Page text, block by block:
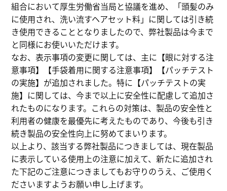
組合において厚生労働省当局と協議を進め、「頭髪のみ
に使用され、洗い流すヘアセット料」に関しては引き続
き使用できることとなりましたので、弊社製品は今まで
と同様にお使いいただけます。
なお、表示事項の変更に関しては、主に【眼に対する注
意事項】【手袋着用に関する注意事項】【パッチテスト
の実施】が追加されました。特に【パッチテストの実
施】に関しては、今まで以上に安全性に配慮して追加さ
れたものになります。これらの対策は、製品の安全性と
利用者の健康を最優先に考えたものであり、今後も引き
続き製品の安全性向上に努めてまいります。
以上より、該当する弊社製品につきましては、現在製品
に表示している使用上の注意に加えて、新たに追加され
た下記のご注意につきましてもお守りのうえ、ご使用く
ださいますようお願い申し上げます。